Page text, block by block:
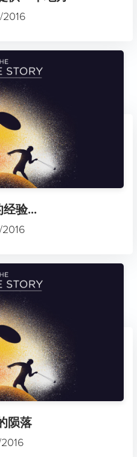
验...
陨落